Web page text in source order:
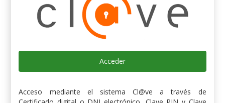
Acceder
Acceso mediante el sistema Cl@ve a través de